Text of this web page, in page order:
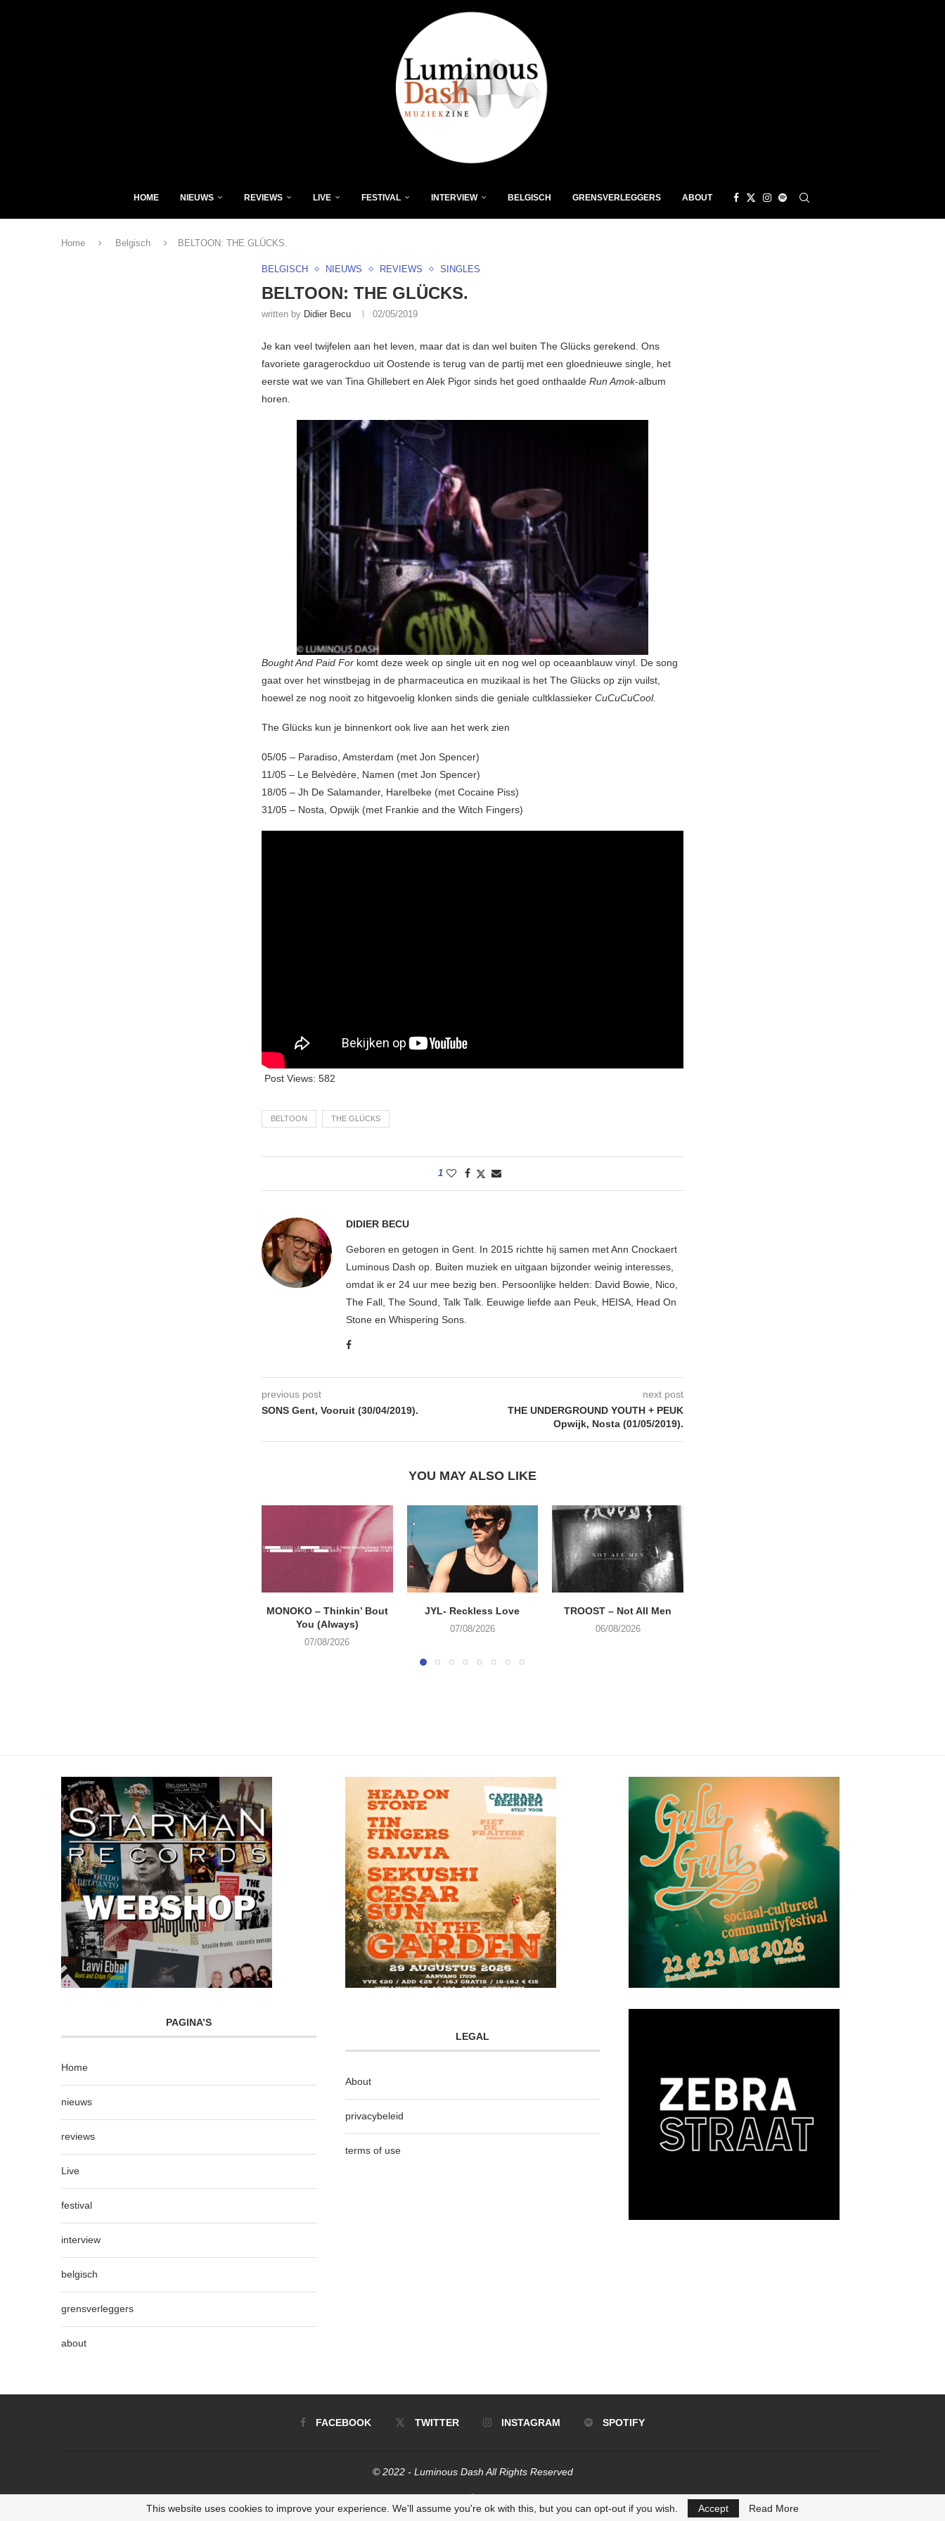
HOME NIEUWS REVIEWS LIVE FESTIVAL INTERVIEW BELGISCH GRENSVERLEGGERS ABOUT
Home Belgisch BELTOON: THE GLÜCKS.
BELGISCH NIEUWS REVIEWS SINGLES
BELTOON: THE GLÜCKS.
written by Didier Becu 02/05/2019
Je kan veel twijfelen aan het leven, maar dat is dan wel buiten The Glücks gerekend. Ons
favoriete garagerockduo uit Oostende is terug van de partij met een gloednieuwe single, het
eerste wat we van Tina Ghillebert en Alek Pigor sinds het goed onthaalde Run Amok-album
horen.
Bought And Paid For komt deze week op single uit en nog wel op oceaanblauw vinyl. De song
gaat over het winstbejag in de pharmaceutica en muzikaal is het The Glücks op zijn vuilst,
hoewel ze nog nooit zo hitgevoelig klonken sinds die geniale cultklassieker CuCuCuCool.
The Glücks kun je binnenkort ook live aan het werk zien
05/05 – Paradiso, Amsterdam (met Jon Spencer)
11/05 – Le Belvèdère, Namen (met Jon Spencer)
18/05 – Jh De Salamander, Harelbeke (met Cocaine Piss)
31/05 – Nosta, Opwijk (met Frankie and the Witch Fingers)
Post Views: 582
BELTOON THE GLÜCKS
1
DIDIER BECU
Geboren en getogen in Gent. In 2015 richtte hij samen met Ann Cnockaert
Luminous Dash op. Buiten muziek en uitgaan bijzonder weinig interesses,
omdat ik er 24 uur mee bezig ben. Persoonlijke helden: David Bowie, Nico,
The Fall, The Sound, Talk Talk. Eeuwige liefde aan Peuk, HEISA, Head On
Stone en Whispering Sons.
previous post
SONS Gent, Vooruit (30/04/2019).
next post
THE UNDERGROUND YOUTH + PEUK
Opwijk, Nosta (01/05/2019).
YOU MAY ALSO LIKE
MONOKO – Thinkin’ Bout
You (Always)
07/08/2026
JYL- Reckless Love
07/08/2026
TROOST – Not All Men
06/08/2026
PAGINA’S
Home
nieuws
reviews
Live
festival
interview
belgisch
grensverleggers
about
LEGAL
About
privacybeleid
terms of use
FACEBOOK TWITTER INSTAGRAM SPOTIFY
© 2022 - Luminous Dash All Rights Reserved
BACK TO TOP
This website uses cookies to improve your experience. We'll assume you're ok with this, but you can opt-out if you wish. Accept Read More